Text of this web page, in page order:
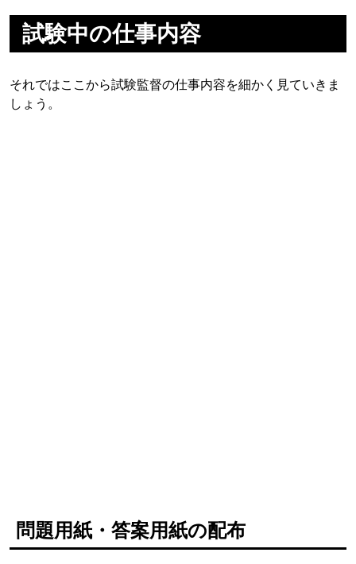
試験中の仕事内容
それではここから試験監督の仕事内容を細かく見ていきま
しょう。
問題用紙・答案用紙の配布